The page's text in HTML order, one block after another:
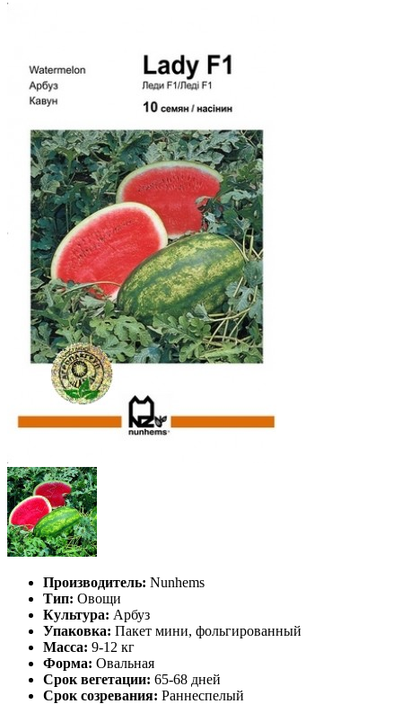
Производитель: Nunhems
Тип: Овощи
Культура: Арбуз
Упаковка: Пакет мини, фольгированный
Масса: 9-12 кг
Форма: Овальная
Срок вегетации: 65-68 дней
Срок созревания: Раннеспелый